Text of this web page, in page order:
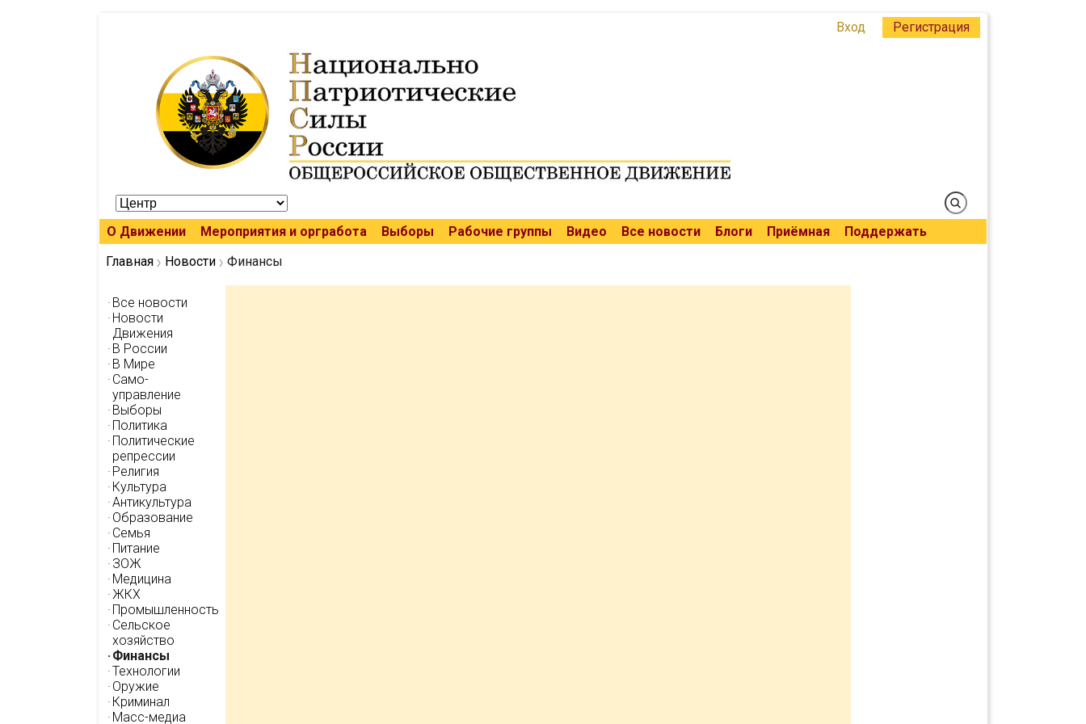
Вход Регистрация
О Движении Мероприятия и оргработа Выборы Рабочие группы Видео Все новости Блоги Приёмная
Поддержать
Главная
Новости Финансы
Все новости
Новости
Движения
В России
В Мире
Само-
управление
Выборы
Политика
Политические
репрессии
Религия
Культура
Антикультура
Образование
Семья
Питание
ЗОЖ
Медицина
ЖКХ
Промышленность
Сельское
хозяйство
Финансы
Технологии
Оружие
Криминал
Масс-медиа